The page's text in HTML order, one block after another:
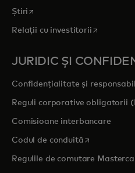
Știri opens in a new tab
Relații cu investitoriiopens in a
JURIDIC ȘI
Confidențialitate și
Reguli corporative obligatorii
Comisioane interbancare
Codul de conduităopens in a
Regulile de comutare